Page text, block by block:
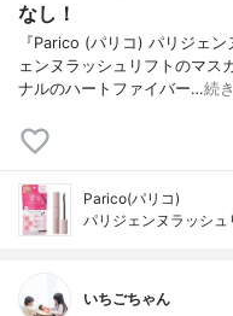
なし！
『Parico (パリコ) パリジェ
ェンヌラッシュリフトのマス
ナルのハートファイバー…続
Parico(パリコ)
パリジェンヌラッシュ
いちごちゃん